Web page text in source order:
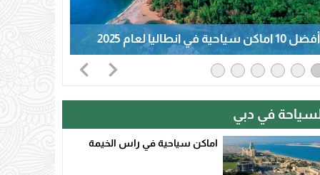
أفضل 10 اماكن سياحية في انطاليا لعام 2025
في دبي
اماكن سياحية في راس الخيمة